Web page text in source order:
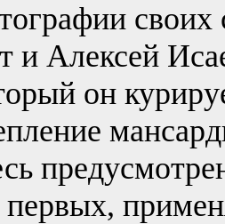
своих
и Алексей
он